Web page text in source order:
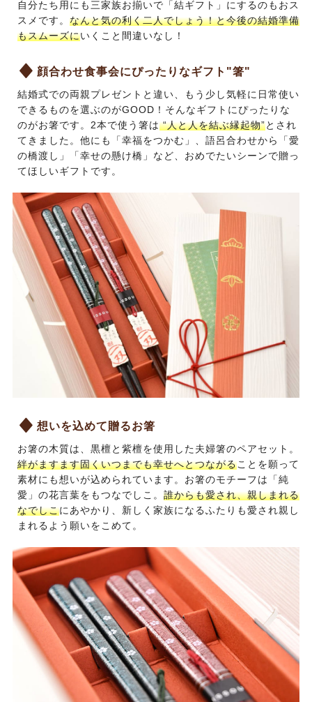
自分たち用にも三家族お揃いで「結ギフト」にするのもおス
スメです。 なんと気の利く二人でしょう！と今後の結婚準備
もスムーズにいくこと間違いなし！
顔合わせ食事会にぴったりなギフト"箸"
結婚式での両親プレゼントと違い、もう少し気軽に日常使い
できるものを選ぶのがGOOD！そんなギフトにぴったりな
のがお箸です。2本で使う箸は“人と人を結ぶ縁起物”とされ
てきました。他にも「幸福をつかむ」、語呂合わせから「愛
の橋渡し」「幸せの懸け橋」など、おめでたいシーンで贈っ
てほしいギフトです。
想いを込めて贈るお箸
お箸の木質は、黒檀と紫檀を使用した夫婦箸のペアセット。
絆がますます固くいつまでも幸せへとつながることを願って
素材にも想いが込められています。お箸のモチーフは「純
愛」の花言葉をもつなでしこ。 誰からも愛され、親しまれる
なでしこにあやかり、新しく家族になるふたりも愛され親し
まれるよう願いをこめて。